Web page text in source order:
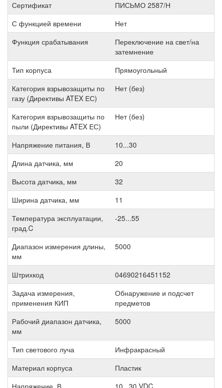
Сертификат
ПИСЬМО 2587/Н
С функцией времени
Нет
Функция срабатывания
Переключение на свет/на
затемнение
Тип корпуса
Прямоугольный
Категория взрывозащиты по
газу (Директивы ATEX ЕС)
Нет (без)
Категория взрывозащиты по
пыли (Директивы ATEX ЕС)
Нет (без)
Напряжение питания, В
10...30
Длина датчика, мм
20
Высота датчика, мм
32
Ширина датчика, мм
11
Температура эксплуатации,
град.C
-25...55
Диапазон измерения длины,
мм
5000
Штрихкод
04690216451152
Задача измерения,
применения КИП
Обнаружение и подсчет
предметов
Рабочий диапазон датчика,
мм
5000
Тип светового луча
Инфракрасный
Материал корпуса
Пластик
Напряжение, В
10...30 VDC